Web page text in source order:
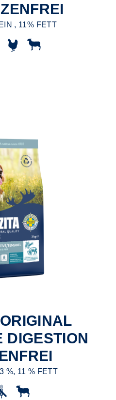
, 11% FETT
DIGESTION
%, 11 % FETT